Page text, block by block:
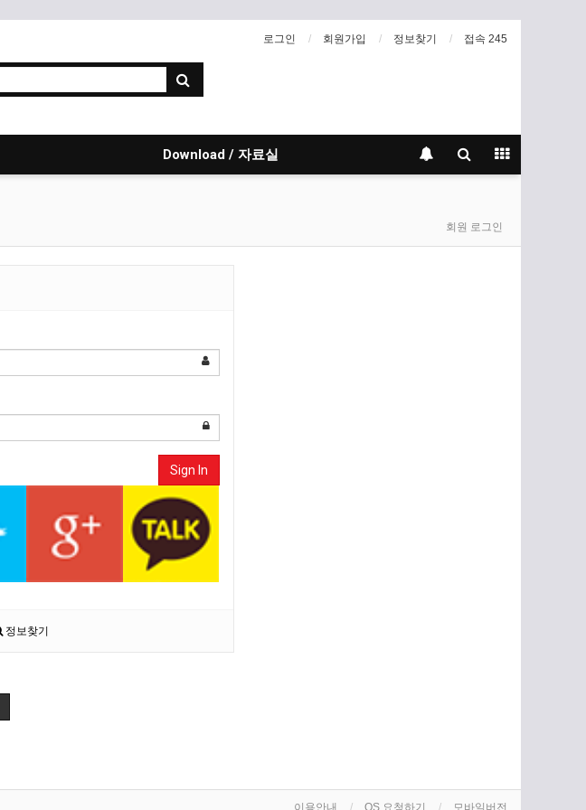
로그인 회원가입 정보찾기 접속 245
Download / 자료실
회원 로그인
Sign In
정보찾기
이용안내 OS 요청하기 모바일버전